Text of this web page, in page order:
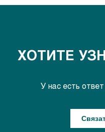
ХОТИТЕ
У нас есть